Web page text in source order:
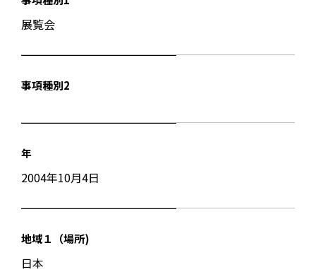
展覧会
事項種別2
年
2004年10月4日
地域１（場所)
日本